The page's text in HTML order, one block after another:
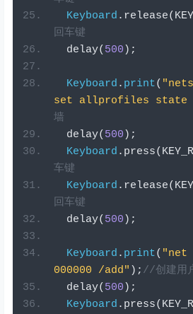
Keyboard . release(
回车键
  delay
( 500 );
Keyboard . print(
set allprofiles state
墙
  delay
( 500 );
Keyboard . press(
车键
Keyboard . release(
回车键
  delay
( 500 );
Keyboard . print( "net
000000 /add" ); //创建用
  delay
( 500 );
Keyboard . press(